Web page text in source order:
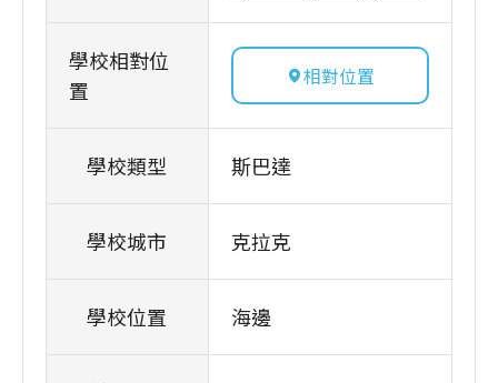
學校相對位
置
相對位置
學校類型 斯巴達
學校城市 克拉克
學校位置 海邊